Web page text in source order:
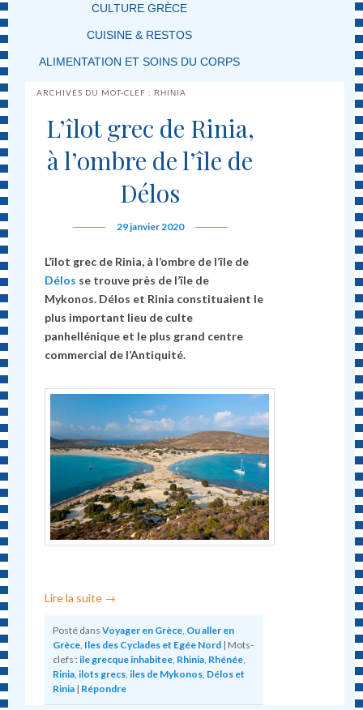
CULTURE GRÈCE
CUISINE & RESTOS
ALIMENTATION ET SOINS DU CORPS
ARCHIVES DU MOT-CLEF :RHINIA
L’îlot grec de Rinia,
à l’ombre de l’île de
Délos
29 janvier 2020
L’îlot grec de Rinia, à l’ombre de l’île de
Délos se trouve près de l’île de
Mykonos. Délos et Rinia constituaient le
plus important lieu de culte
panhellénique et le plus grand centre
commercial de l’Antiquité.
Lire la suite →
Posté dans Voyager en Grèce, Ou aller en
Grèce, Iles des Cyclades et Egée Nord | Mots-
clefs : ile grecque inhabitee, Rhinia, Rhénée,
Rinia,ilots grecs,iles de Mykonos, Délos et
Rinia | Répondre